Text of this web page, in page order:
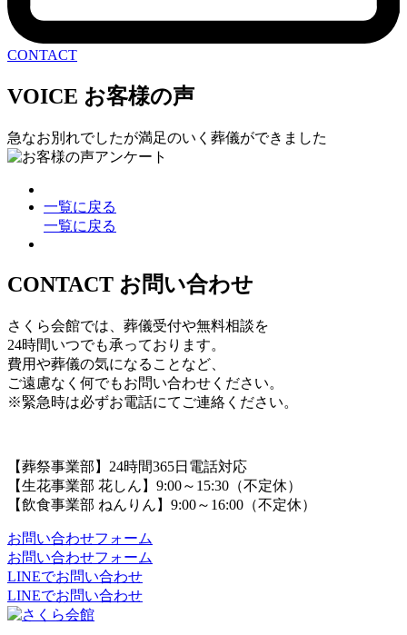
CONTACT
VOICE お客様の声
急なお別れでしたが満足のいく葬儀ができました
一覧に戻る
一覧に戻る
CONTACT お問い合わせ
さくら会館では、葬儀受付や無料相談を
24時間いつでも承っております。
費用や葬儀の気になることなど、
ご遠慮なく何でもお問い合わせください。
※緊急時は必ずお電話にてご連絡ください。
【葬祭事業部】24時間365日電話対応
【生花事業部 花しん】9:00～15:30（不定休）
【飲食事業部 ねんりん】9:00～16:00（不定休）
お問い合わせフォーム
お問い合わせフォーム
LINEでお問い合わせ
LINEでお問い合わせ